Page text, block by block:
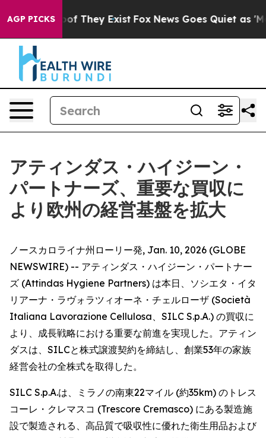
AGP PICKS
no Proof They Exist Fox News Goes Quiet as
アティンダス・ハイジーン・
パートナーズ、重要な買収に
より欧州の経営基盤を拡大
ノースカロライナ州ローリー発, Jan. 10, 2026 (GLOBE
NEWSWIRE) -- アティンダス・ハイジーン・パートナー
ズ (Attindas Hygiene Partners) は本日、ソシエタ・イタ
リアーナ・ラヴォラツィオーネ・チェルローザ (Società
Italiana Lavorazione Cellulosa、SILC S.p.A.) の買収に
より、成長戦略における重要な前進を実現した。アティン
ダスは、SILCと株式譲渡契約を締結し、創業53年の家族
経営会社の全株式を取得した。
SILC S.p.A.は、ミラノの南東22マイル (約35km) のトレス
コーレ・クレマスコ (Trescore Cremasco) にある製造施
設で製造される、高品質で吸収性に優れた衛生用品および